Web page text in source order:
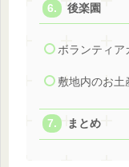
後楽園
ボランティア
敷地内のお土
まとめ